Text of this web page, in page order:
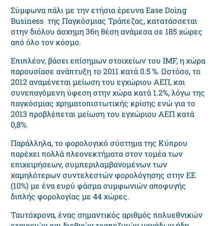
Σύμφωνα πάλι με την ετήσια έρευνα Ease Doing
Business της Παγκόσμιας Τράπεζας, κατατάσσεται
στην διόλου άσχημη 36η θέση ανάμεσα σε 185 χώρες
από όλο τον κόσμο.
Επιπλέον, βάσει επίσημων στοιχείων του IMF, η χώρα
παρουσίασε ανάπτυξη το 2011 κατά 0.5 %. Ωστόσο, το
2012 αναμένεται μείωση του εγχώριου ΑΕΠ, και
συνεπαγόμενη ύφεση στην χώρα κατά 1.2%, λόγω της
παγκόσμιας χρηματοπιστωτικής κρίσης ενώ για το
2013 προβλέπεται μείωση του εγχώριου ΑΕΠ κατά
0,8%.
Παράλληλα, το φορολογικό σύστημα της Κύπρου
παρέχει πολλά πλεονεκτήματα στον τομέα των
επιχειρήσεων, συμπεριλαμβανομένων των
χαμηλότερων συντελεστών φορολόγησης στην ΕΕ
(10%) με ένα ευρύ φάσμα συμφωνιών αποφυγής
διπλής φορολογίας με 44 χώρες.
Ταυτόχρονα, ένας σημαντικός αριθμός πολυεθνικών